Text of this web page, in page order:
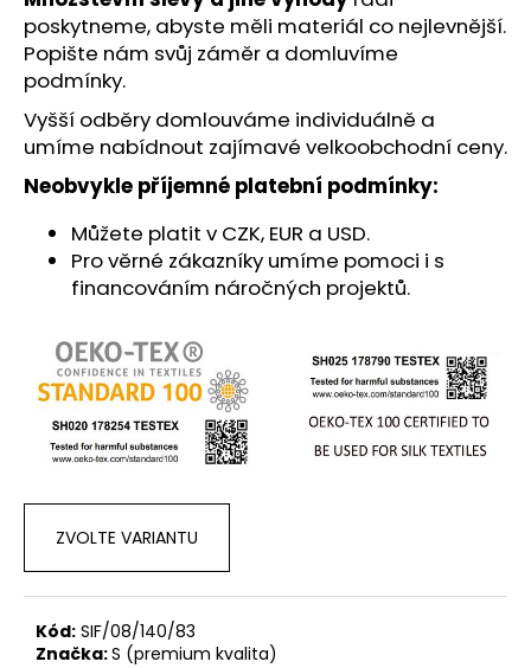
poskytneme, abyste měli materiál co nejlevnější.
Popište nám svůj záměr a domluvíme
podmínky.
Vyšší odběry domlouváme individuálně a
umíme nabídnout zajímavé velkoobchodní ceny.
Neobvykle příjemné platební podmínky:
Můžete platit v CZK, EUR a USD.
Pro věrné zákazníky umíme pomoci i s
financováním náročných projektů.
ZVOLTE VARIANTU
Kód: SIF/08/140/83
Značka:S (premium kvalita)